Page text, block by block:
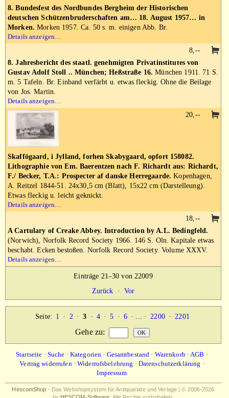
8. Bundesfest des Nordbundes Bergheim der Historischen
deutschen Schützenbruderschaften am… 18. August 1957… in
Morken. Morken 1957. Ca. 50 s. m. einigen Abb. Br.
Details anzeigen…
8. Jahresbericht des staatl. genehmigten Privatinstitutes von
Gustav Adolf Stoll .. München; Heßstraße 16. München 1911. 71 S.
m. 5 Tafeln. Br. Einband verfärbt u. etwas fleckig. Ohne die Beilage
von Jos. Martin.
Details anzeigen…
8,--
Skaffögaard, i Jylland, forhen Skabygaard, opfort 158082.
Lithographie von Em. Baerentzen nach F. Richardt aus: Richardt,
F./ Becker, T.A.: Prospecter af danske Herregaarde. Kopenhagen,
A. Reitzel 1844-51. 24x30,5 cm (Blatt), 15x22 cm (Darstelleung).
Etwas fleckig u. leicht geknickt.
Details anzeigen…
20,--
A Cartulary of Creake Abbey. Introduction by A.L. Bedingfeld.
(Norwich), Norfolk Record Society 1966. 146 S. Oln. Kapitale etwas
beschabt. Ecken bestoßen. Norfolk Record Society. Volume XXXV.
Details anzeigen…
18,--
Einträge 21–30 von 22009
Zurück
· Vor
Seite: 1 · 2 · 3 · 4 · 5 · 6 · ... · 2200 · 2201
Gehe zu:
Startseite · Suche · Kategorien · Gesamtbestand · Warenkorb ·AGB ·
Vertrag widerrufen·Widerrufsbelehrung · Datenschutzerklärung ·
Impressum
HescomShop - Das Webshopsystem für Antiquariate und Verlage | © 2006-2026